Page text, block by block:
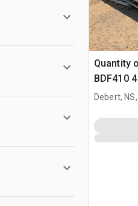
Quantity
BDF410
Boat
Debert,